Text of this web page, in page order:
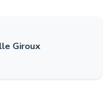
Giroux